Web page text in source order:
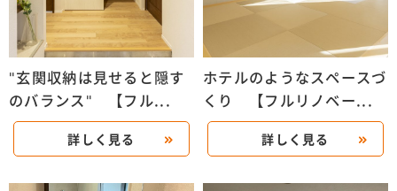
"玄関収納は見せると隠す
のバランス" 【フル...
詳しく見る
ホテルのようなスペースづ
くり 【フルリノベー...
詳しく見る